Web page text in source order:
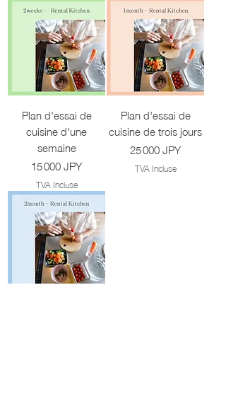
Plan d'essai de
cuisine d'une
semaine
Prix
15 000 JPY
TVA Incluse
Plan d'essai de
cuisine de trois jours
Prix
25 000 JPY
TVA Incluse